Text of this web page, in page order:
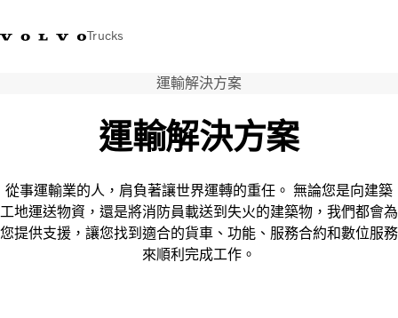
Trucks
售服專線 3713 1788Volvo Trucks 商店
服務
尋找經銷商
News
運輸解決方案
運輸解決方案
從事運輸業的人，肩負著讓世界運轉的重任。 無論您是向建築
工地運送物資，還是將消防員載送到失火的建築物，我們都會為
您提供支援，讓您找到適合的貨車、功能、服務合約和數位服務
來順利完成工作。